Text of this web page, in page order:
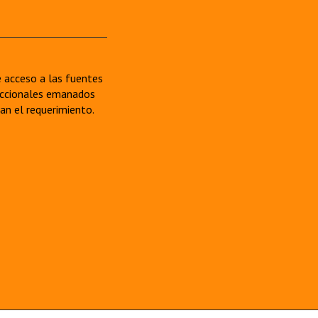
acceso a las fuentes
emanados
el requerimiento.